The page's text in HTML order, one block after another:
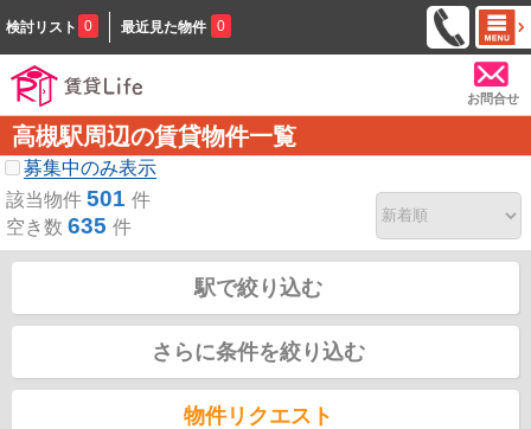
検討リスト 0 最近見た物件 0
お問合せ
高槻駅周辺の賃貸物件一覧
募集中のみ表示
該当物件 501 件
空き数 635 件
駅で絞り込む
さらに条件を絞り込む
物件リクエスト